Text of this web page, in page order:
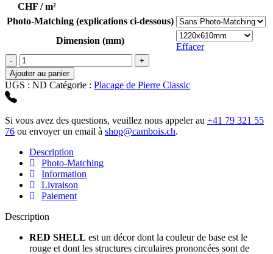
CHF / m²
Photo-Matching (explications ci-dessous)
Dimension (mm)
Effacer
quantité
de
Red
Shell
Ajouter au panier
UGS : ND Catégorie : Placage de Pierre Classic
Si vous avez des questions, veuillez nous appeler au +41 79 321 55
76 ou envoyer un email à shop@cambois.ch.
Description
Photo-Matching
Information
Livraison
Paiement
Description
RED SHELL est un décor dont la couleur de base est le
rouge et dont les structures circulaires prononcées sont de